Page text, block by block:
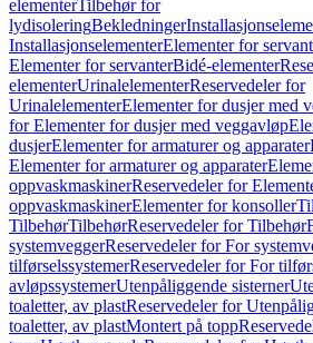
elementerTilbehør for
lydisoleringBekledninger
InstallasjonselementerElementer for
Elementer for servanterBidé-elementer
elementerUrinalelementerReservedeler for
UrinalelementerElementer for dusjer med
for Elementer for dusjer med veggavløp
dusjerElementer for armaturer og apparater
Elementer for armaturer og apparater
oppvaskmaskinerReservedeler for
oppvaskmaskinerElementer for konsoller
TilbehørTilbehørReservedeler for Tilbehør
systemveggerReservedeler for For
tilførselssystemerReservedeler for For
avløpssystemerUtenpåliggende sisterner
toaletter, av plastReservedeler for
toaletter, av plastMontert på topp